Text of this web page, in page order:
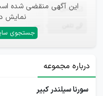
این آگهی منقضی شده
نمایش
جستجوی
ایمیل —
—
درباره مجموعه
سورنا سیلندر کبیر